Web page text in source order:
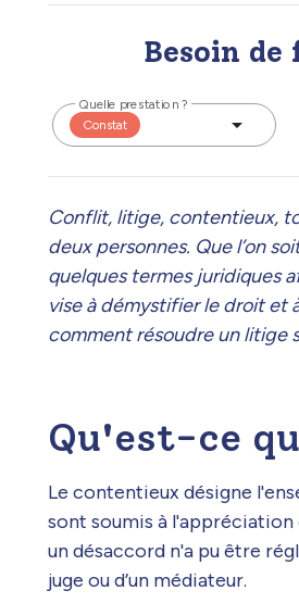
Besoin
Quelle prestation ?
Constat
Conflit, litige, contentieux,
deux personnes. Que l’on
quelques termes juridiques
vise à démystifier le droit et
comment résoudre un litige
Qu'est-ce
Le contentieux désigne
sont soumis à
un désaccord n'a pu être
juge ou d’un médiateur.